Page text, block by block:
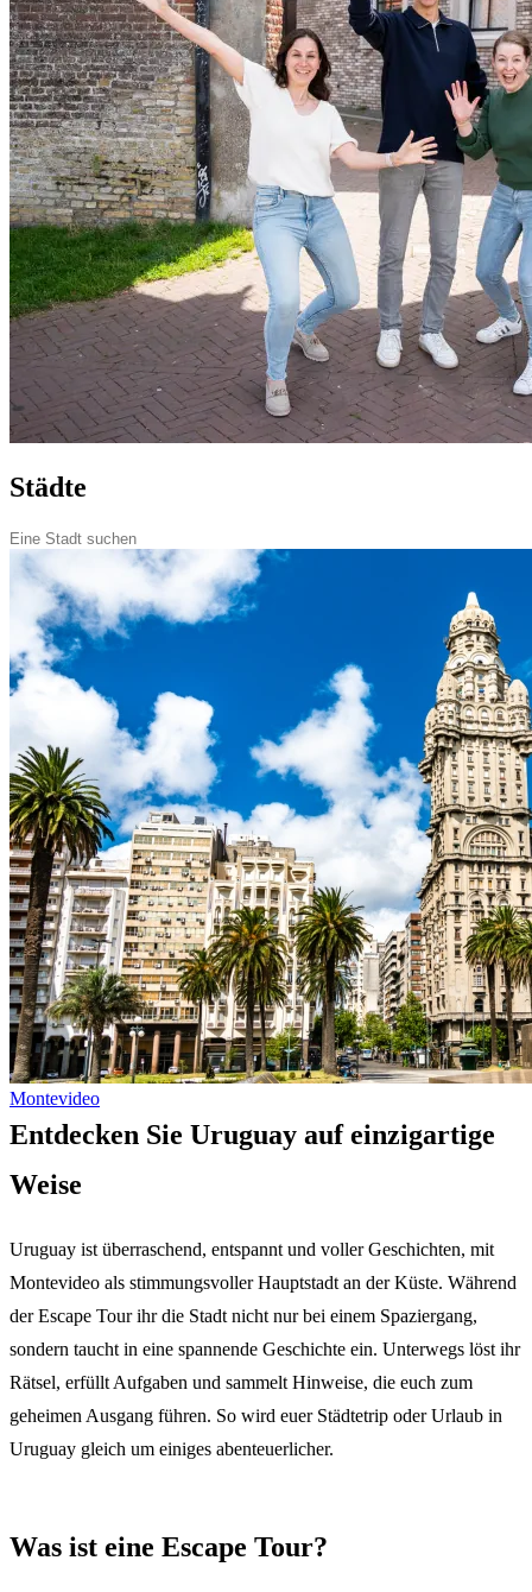
Städte
Montevideo
Entdecken Sie Uruguay auf einzigartige
Weise
Uruguay ist überraschend, entspannt und voller Geschichten, mit
Montevideo als stimmungsvoller Hauptstadt an der Küste. Während
der Escape Tour ihr die Stadt nicht nur bei einem Spaziergang,
sondern taucht in eine spannende Geschichte ein. Unterwegs löst ihr
Rätsel, erfüllt Aufgaben und sammelt Hinweise, die euch zum
geheimen Ausgang führen. So wird euer Städtetrip oder Urlaub in
Uruguay gleich um einiges abenteuerlicher.
Was ist eine Escape Tour?